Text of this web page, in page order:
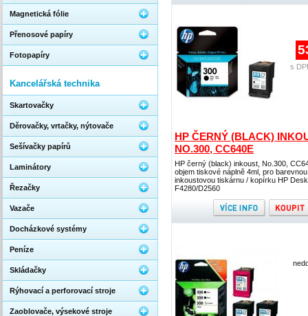
HP ČERNÝ (BLACK)
NO.300, CC640E
HP černý (black) inkoust, No.300,
objem tiskové náplně 4ml, pro barevnou
inkoustovou tiskárnu / kopírku HP
F4280/D2560
s
Magnetická fólie
Přenosové papíry
Fotopapíry
Kancelářská technika
Skartovačky
Děrovačky, vrtačky, nýtovače
Sešívačky papírů
Laminátory
Řezačky
Vazače
Docházkové systémy
Peníze
Skládačky
Rýhovací a perforovací stroje
Zaoblovače, výsekové stroje